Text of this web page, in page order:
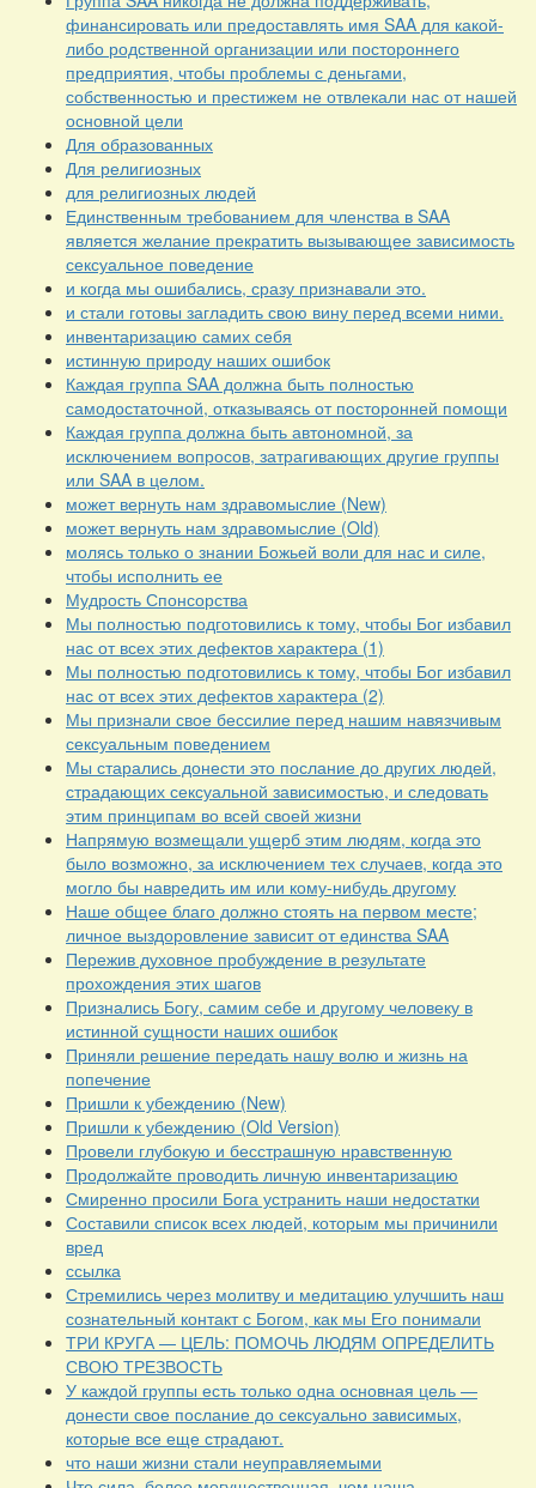
финансировать или предоставлять имя SAA для какой-
либо родственной организации или постороннего
предприятия, чтобы проблемы с деньгами,
собственностью и престижем не отвлекали нас от нашей
основной цели
Для образованных
Для религиозных
для религиозных людей
Единственным требованием для членства в SAA
является желание прекратить вызывающее зависимость
сексуальное поведение
и когда мы ошибались, сразу признавали это.
и стали готовы загладить свою вину перед всеми ними.
инвентаризацию самих себя
истинную природу наших ошибок
Каждая группа SAA должна быть полностью
самодостаточной, отказываясь от посторонней помощи
Каждая группа должна быть автономной, за
исключением вопросов, затрагивающих другие группы
или SAA в целом.
может вернуть нам здравомыслие (New)
может вернуть нам здравомыслие (Old)
молясь только о знании Божьей воли для нас и силе,
чтобы исполнить ее
Мудрость Спонсорства
Мы полностью подготовились к тому, чтобы Бог избавил
нас от всех этих дефектов характера (1)
Мы полностью подготовились к тому, чтобы Бог избавил
нас от всех этих дефектов характера (2)
Мы признали свое бессилие перед нашим навязчивым
сексуальным поведением
Мы старались донести это послание до других людей,
страдающих сексуальной зависимостью, и следовать
этим принципам во всей своей жизни
Напрямую возмещали ущерб этим людям, когда это
было возможно, за исключением тех случаев, когда это
могло бы навредить им или кому-нибудь другому
Наше общее благо должно стоять на первом месте;
личное выздоровление зависит от единства SAA
Пережив духовное пробуждение в результате
прохождения этих шагов
Признались Богу, самим себе и другому человеку в
истинной сущности наших ошибок
Приняли решение передать нашу волю и жизнь на
попечение
Пришли к убеждению (New)
Пришли к убеждению (Old Version)
Провели глубокую и бесстрашную нравственную
Продолжайте проводить личную инвентаризацию
Смиренно просили Бога устранить наши недостатки
Составили список всех людей, которым мы причинили
вред
ссылка
Стремились через молитву и медитацию улучшить наш
сознательный контакт с Богом, как мы Его понимали
ТРИ КРУГА — ЦЕЛЬ: ПОМОЧЬ ЛЮДЯМ ОПРЕДЕЛИТЬ
СВОЮ ТРЕЗВОСТЬ
У каждой группы есть только одна основная цель —
донести свое послание до сексуально зависимых,
которые все еще страдают.
что наши жизни стали неуправляемыми